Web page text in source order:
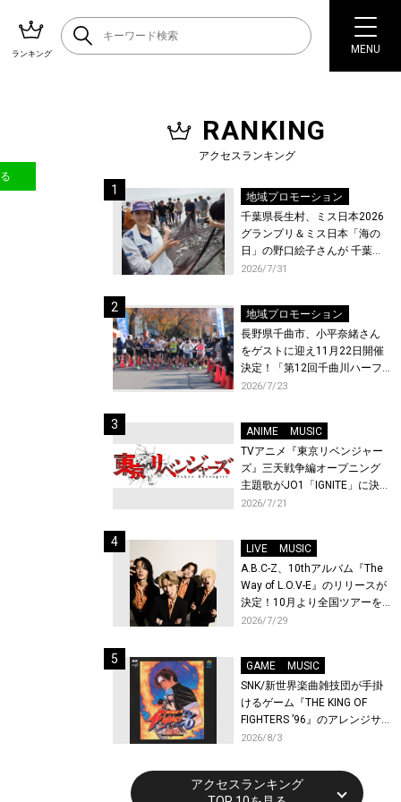
ランキング MENU
RANKING
アクセスランキング
地域プロモーション
千葉県長生村、ミス日本2026
グランプリ＆ミス日本「海の
日」の野口絵子さんが 千葉県
唯一の村・長生村で地引網を
2026/7/31
地域プロモーション
長野県千曲市、小平奈緒さん
をゲストに迎え11月22日開催
決定！「第12回千曲川ハーフ
マラソン」エントリー受付開
2026/7/23
ANIME
MUSIC
TVアニメ『東京リベンジャー
ズ』三天戦争編オープニング
主題歌がJO1「IGNITE」に決
定！メンバー全員から喜びと
先行上映会を開催！
2026/7/21
LIVE
MUSIC
A.B.C-Z、10thアルバム『The
Way of L.O.V-E』のリリースが
決定！10月より全国ツアーを
開催！
2026/7/29
GAME
MUSIC
SNK/新世界楽曲雑技団が手掛
けるゲーム『THE KING OF
FIGHTERS ’96』のアレンジサ
ウンドトラックが配信開始！
2026/8/3
アクセスランキング